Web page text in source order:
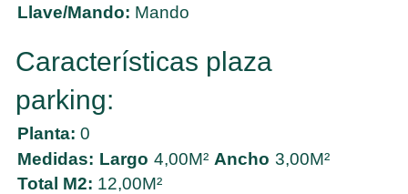
Llave/Mando: Mando
Características plaza
parking:
Planta: 0
Medidas: Largo 4,00M² Ancho 3,00M²
Total M2: 12,00M²